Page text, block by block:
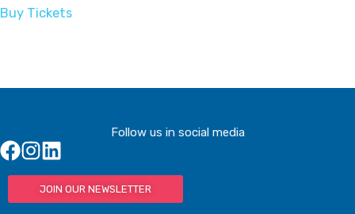
Buy Tickets
Follow us in social media
JOIN OUR NEWSLETTER